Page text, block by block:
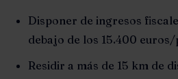
Disponer de ingresos
debajo de los 15.400
Residir a más de 15 km de